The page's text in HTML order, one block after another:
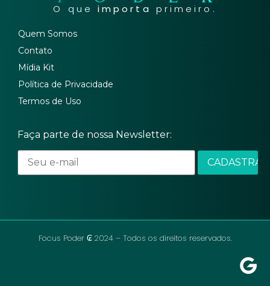
O que importa primeiro.
Quem Somos
Contato
Mídia Kit
Política de Privacidade
Termos de Uso
Faça parte de nossa Newsletter:
Focus Poder ₢ 2024 – Todos os direitos reservados.